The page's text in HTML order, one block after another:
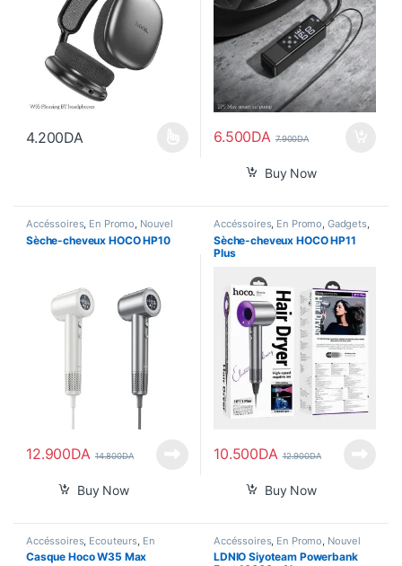
4.200DA
Ce produit a plusieurs variations. Les options peuvent être
6.500DA 7.900DA
Buy Now
Accéssoires, En Promo Nouvel
Arrivage Pour Femme ,Santé
Smart Home
Sèche-cheveux HOCO HP10
12.900DA 14.800DA
Buy Now
Accéssoires, En Promo Gadgets,
Nouvel Arrivage Pour Femme
Santé,Smart Home
Sèche-cheveux HOCO HP11
Plus
10.500DA 12.900DA
Buy Now
Accéssoires, Écouteurs, En
Promo Nouvel Arrivage ,
Femme, Son
Casque Hoco W35 Max
Accéssoires, En Promo Nouvel
Arrivage,Power Bank
LDNIO Siyoteam Powerbank